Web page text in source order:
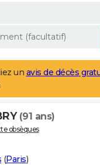
un avis de décès
(91 ans)
obsèques
(Paris)